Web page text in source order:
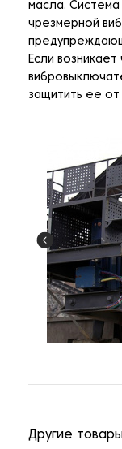
масла.
чрезмерной
Если
защитить ее
Другие